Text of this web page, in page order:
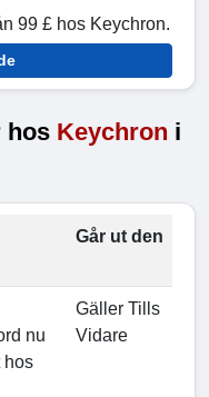
99 £ hos Keychron.
hos Keychron i
Går ut den
nu
hos
Gäller Tills
Vidare